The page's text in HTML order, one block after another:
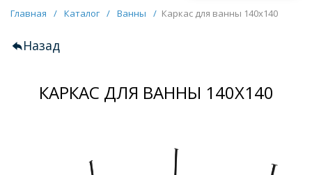
Смесители
Унитазы
Мебель для ванных комнат
Главная / Каталог / Ванны / Каркас для ванны 140х140
Назад
КАРКАС ДЛЯ ВАННЫ 140Х140